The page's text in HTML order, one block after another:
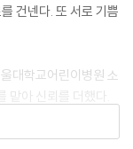
건넨다. 또 서로 기쁨
대학교어린이병원 소
아 신뢰를 더했다.
의 마음을 이해하고